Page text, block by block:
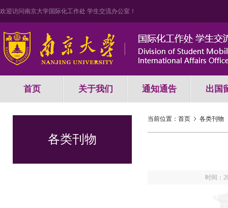
欢迎访问南京大学国际化工作处 学生交流办公室！
首页 关于我们 通知通告 出国
各类刊物
当前位置： 首页 各类刊物
时间：